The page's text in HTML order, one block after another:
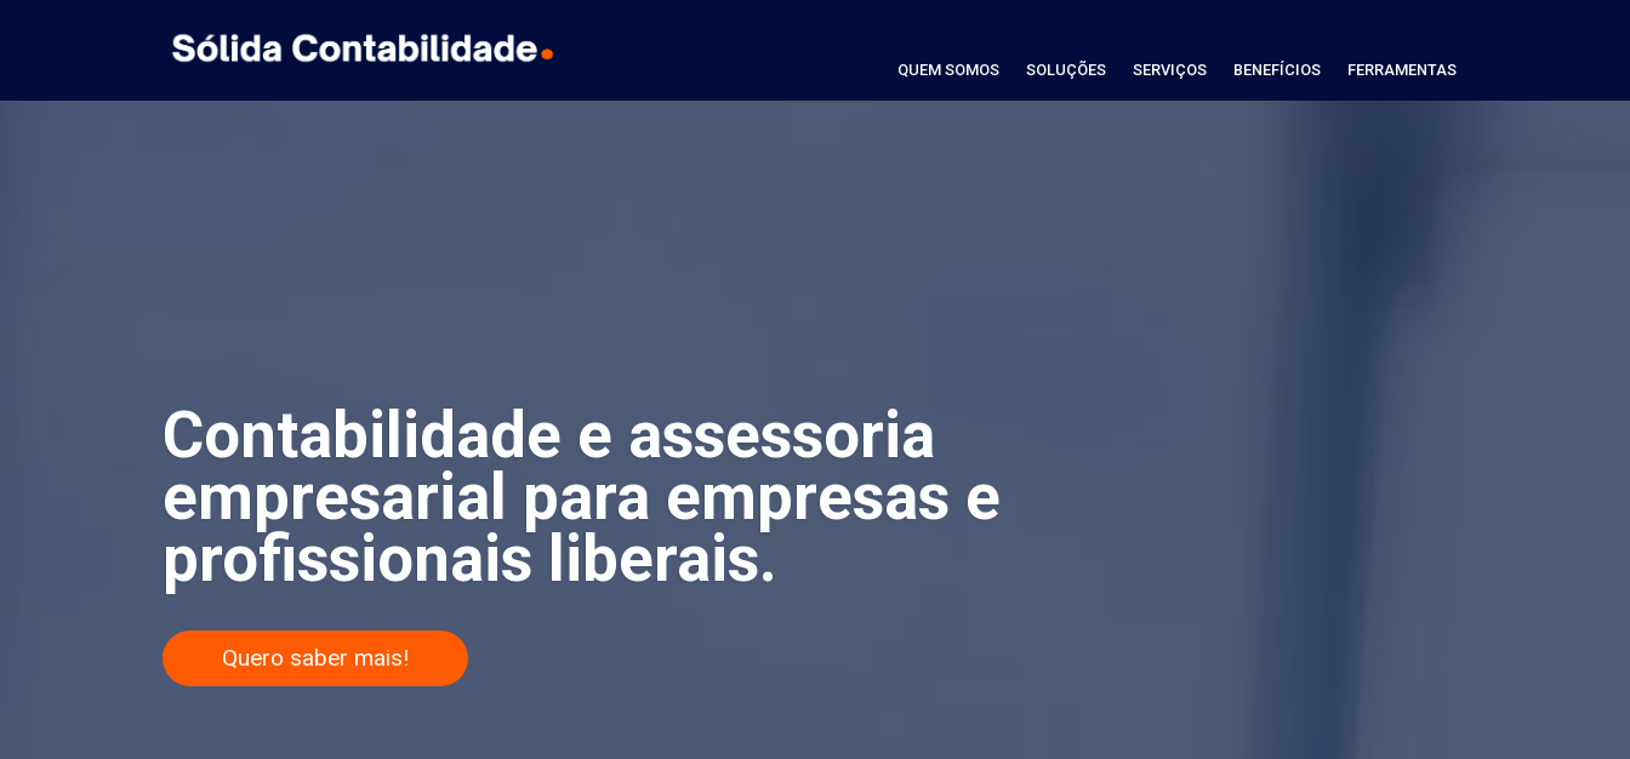
QUEM SOMOS SOLUÇÕES SERVIÇOS BENEFÍCIOS FERRAMENTAS
Contabilidade e assessoria
empresarial para empresas e
profissionais liberais.
Quero saber mais!